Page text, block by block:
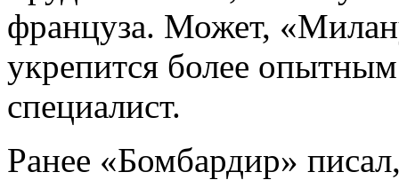
француза. Может,
укрепится более
специалист.
Ранее «Бомбардир»